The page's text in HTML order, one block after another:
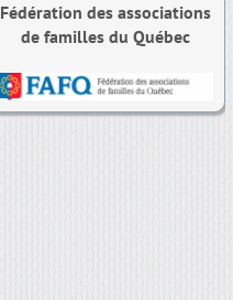
Fédération des associations
de familles du Québec